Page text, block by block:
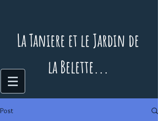
La Taniere et le Jardin de
la Belette...
Post